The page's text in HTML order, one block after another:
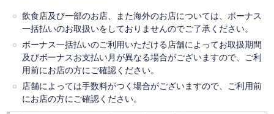
飲食店及び一部のお店、また海外のお店については、ボーナス
一括払いのお取扱いをしておりませんのでご了承ください。
ボーナス一括払いのご利用いただける店舗によってお取扱期間
及びボーナスお支払い月が異なる場合がございますので、ご利
用前にお店の方にご確認ください。
店舗によっては手数料がつく場合がございますので、ご利用前
にお店の方にご確認ください。